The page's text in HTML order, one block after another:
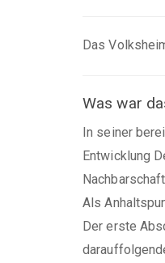
Das
Was war
In seiner
Entwicklung
Als
Der erste